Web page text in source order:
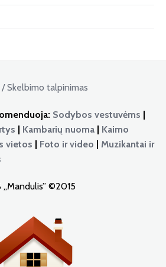
/ Skelbimo talpinimas
Sodybos vestuvėms
Kambarių nuoma
Kaimo
vietos Foto ir video
Muzikantai ir
©2015